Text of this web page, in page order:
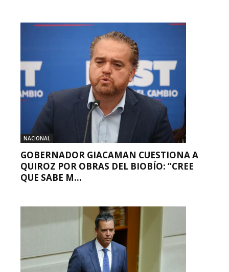
NACIONAL
GOBERNADOR GIACAMAN CUESTIONA A
QUIROZ POR OBRAS DEL BIOBÍO: “CREE
QUE SABE M...